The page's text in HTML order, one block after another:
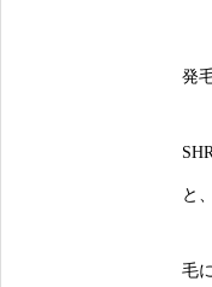
発
と
毛